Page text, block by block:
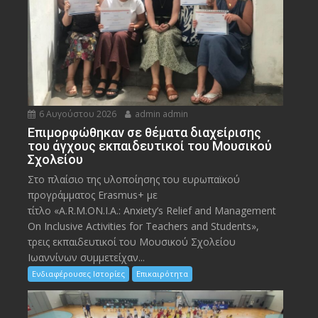
6 Αυγούστου 2026 admin admin
Eπιμορφώθηκαν σε θέματα διαχείρισης
του άγχους εκπαιδευτικοί του Μουσικού
Σχολείου
Στο πλαίσιο της υλοποίησης του ευρωπαϊκού
προγράμματος Erasmus+ με
τίτλο «A.R.M.ON.I.A.: Anxiety’s Relief and Management
On Inclusive Activities for Teachers and Students»,
τρεις εκπαιδευτικοί του Μουσικού Σχολείου
Ιωαννίνων συμμετείχαν...
Ενδιαφέρουσες Ιστορίες Επικαιρότητα